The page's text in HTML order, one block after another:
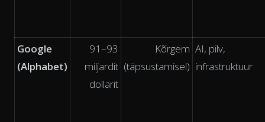
Google
(Alphabet)
91–93
miljardit
dollarit
Kõrgem
(täpsustamisel)
AI, pilv,
infrastruktuur